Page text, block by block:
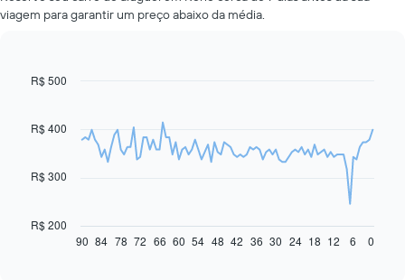
viagem para garantir um preço abaixo da média.
Line
91
data
Chart
R$ 200
R$ 300
R$ 400
R$ 500
90 84 78 72 66 60 54 48 42 36 30 24 18 12 6 0